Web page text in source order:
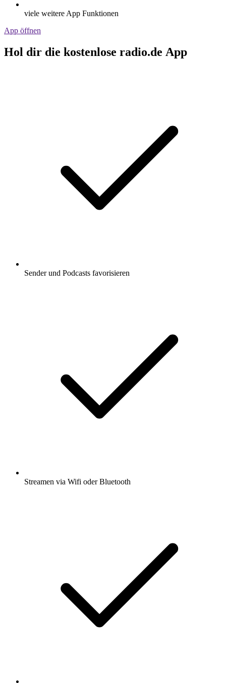
viele weitere App Funktionen
App öffnen
Hol dir die kostenlose radio.de App
Sender und Podcasts favorisieren
Streamen via Wifi oder Bluetooth